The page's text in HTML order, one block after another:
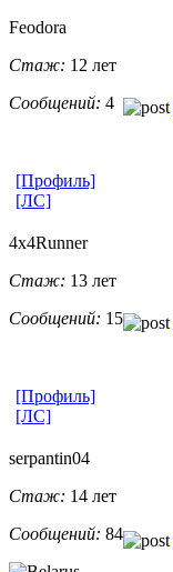
Feodora
Стаж: 12 лет
Сообщений: 4
[Профиль]
[ЛС]
4x4Runner
Стаж: 13 лет
Сообщений: 15
[Профиль]
[ЛС]
serpantin04
Стаж: 14 лет
Сообщений: 84